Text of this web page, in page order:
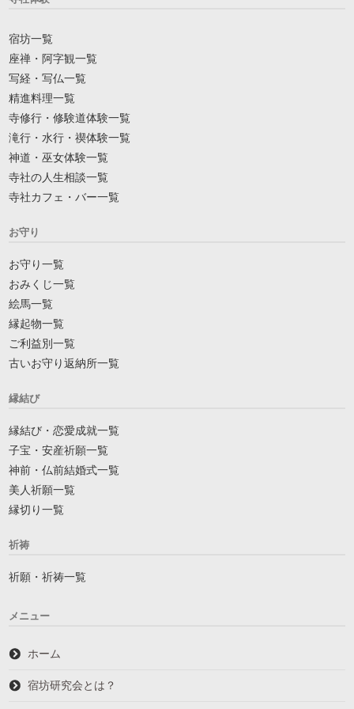
宿坊一覧
座禅・阿字観一覧
写経・写仏一覧
精進料理一覧
寺修行・修験道体験一覧
滝行・水行・禊体験一覧
神道・巫女体験一覧
寺社の人生相談一覧
寺社カフェ・バー一覧
お守り
お守り一覧
おみくじ一覧
絵馬一覧
縁起物一覧
ご利益別一覧
古いお守り返納所一覧
縁結び
縁結び・恋愛成就一覧
子宝・安産祈願一覧
神前・仏前結婚式一覧
美人祈願一覧
縁切り一覧
祈祷
祈願・祈祷一覧
メニュー
ホーム
宿坊研究会とは？